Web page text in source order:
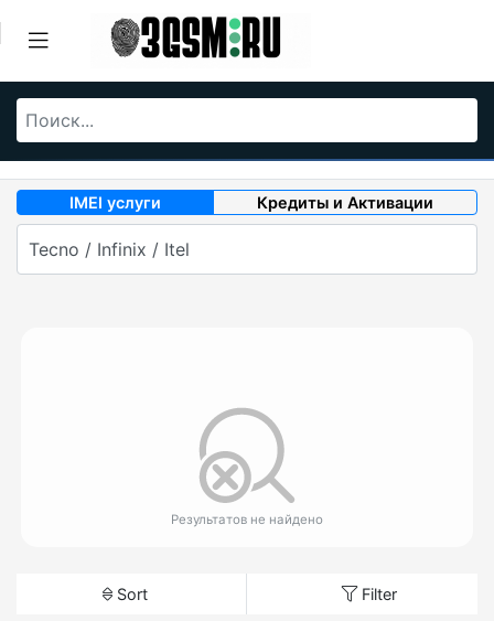
IMEI услуги Кредиты и Активации
Результатов не найдено
Sort Filter